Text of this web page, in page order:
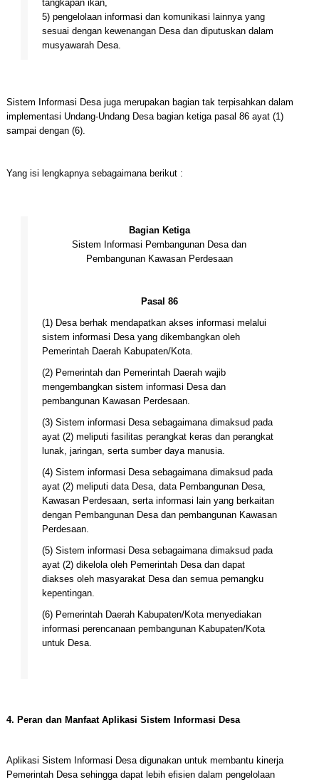
tangkapan ikan,
5) pengelolaan informasi dan komunikasi lainnya yang
sesuai dengan kewenangan Desa dan diputuskan dalam
musyawarah Desa.
Sistem Informasi Desa juga merupakan bagian tak terpisahkan dalam
implementasi Undang-Undang Desa bagian ketiga pasal 86 ayat (1)
sampai dengan (6).
Yang isi lengkapnya sebagaimana berikut :
Bagian Ketiga
Sistem Informasi Pembangunan Desa dan
Pembangunan Kawasan Perdesaan
Pasal 86
(1) Desa berhak mendapatkan akses informasi melalui
sistem informasi Desa yang dikembangkan oleh
Pemerintah Daerah Kabupaten/Kota.
(2) Pemerintah dan Pemerintah Daerah wajib
mengembangkan sistem informasi Desa dan
pembangunan Kawasan Perdesaan.
(3) Sistem informasi Desa sebagaimana dimaksud pada
ayat (2) meliputi fasilitas perangkat keras dan perangkat
lunak, jaringan, serta sumber daya manusia.
(4) Sistem informasi Desa sebagaimana dimaksud pada
ayat (2) meliputi data Desa, data Pembangunan Desa,
Kawasan Perdesaan, serta informasi lain yang berkaitan
dengan Pembangunan Desa dan pembangunan Kawasan
Perdesaan.
(5) Sistem informasi Desa sebagaimana dimaksud pada
ayat (2) dikelola oleh Pemerintah Desa dan dapat
diakses oleh masyarakat Desa dan semua pemangku
kepentingan.
(6) Pemerintah Daerah Kabupaten/Kota menyediakan
informasi perencanaan pembangunan Kabupaten/Kota
untuk Desa.
4. Peran dan Manfaat Aplikasi Sistem Informasi Desa
Aplikasi Sistem Informasi Desa digunakan untuk membantu kinerja
Pemerintah Desa sehingga dapat lebih efisien dalam pengelolaan